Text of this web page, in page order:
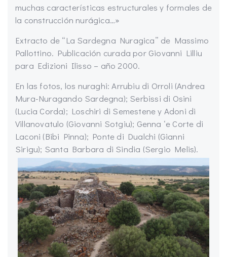
muchas características estructurales y formales de
la construcción nurágica…»
Extracto de “La Sardegna Nuragica” de Massimo
Pallottino. Publicación curada por Giovanni Lilliu
para Edizioni Ilisso – año 2000.
En las fotos, los nuraghi: Arrubiu di Orroli (Andrea
Mura-Nuragando Sardegna); Serbissi di Osini
(Lucia Corda); Loschiri di Semestene y Adoni di
Villanovatulo (Giovanni Sotgiu); Genna ‘e Corte di
Laconi (Bibi Pinna); Ponte di Dualchi (Gianni
Sirigu); Santa Barbara di Sindia (Sergio Melis).